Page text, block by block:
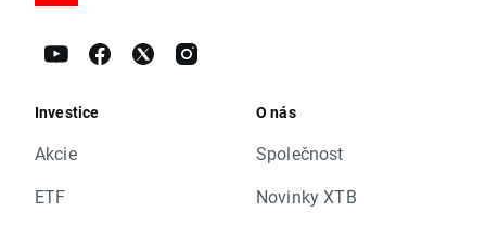
Investice
Akcie
ETF
O nás
Společnost
Novinky XTB